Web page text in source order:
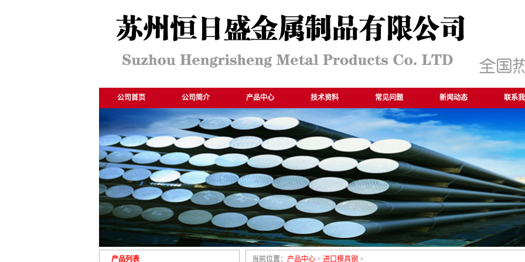
公司首页 公司简介 产品中心 技术资料 常见问题 新闻动态 联系
产品列表 当前位置： 产品中心 > 进口模具钢 >